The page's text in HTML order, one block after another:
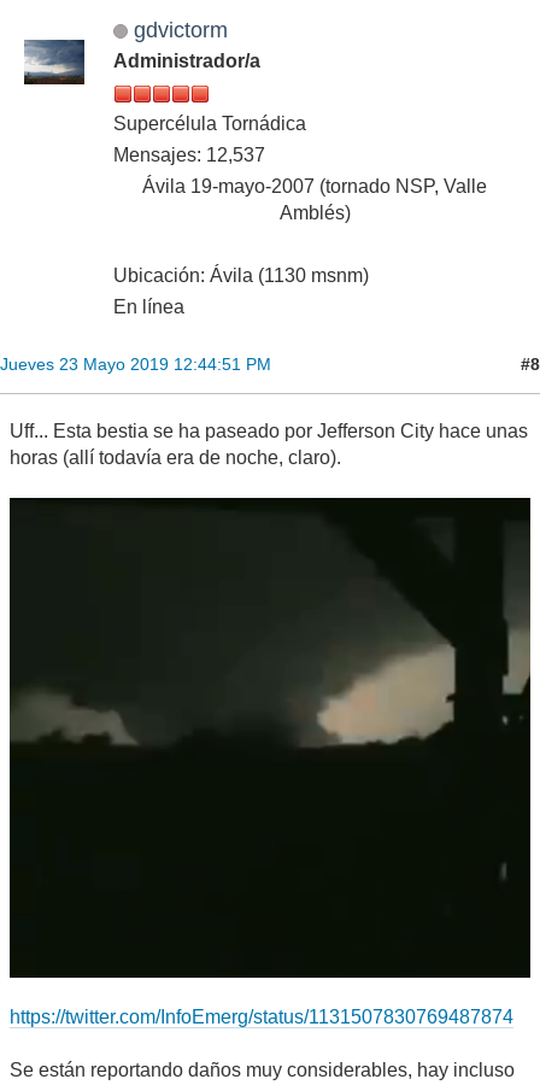
gdvictorm
Administrador/a
Supercélula Tornádica
Mensajes: 12,537
Ávila 19-mayo-2007 (tornado NSP, Valle
Amblés)
Ubicación: Ávila (1130 msnm)
En línea
Jueves 23 Mayo 2019 12:44:51 PM #8
Uff... Esta bestia se ha paseado por Jefferson City hace unas
horas (allí todavía era de noche, claro).
https://twitter.com/InfoEmerg/status/1131507830769487874
Se están reportando daños muy considerables, hay incluso